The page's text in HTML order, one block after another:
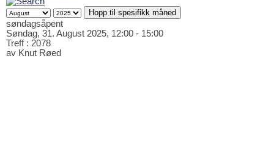
Hopp til spesifikk måned
søndagsåpent
Søndag, 31. August 2025, 12:00 - 15:00
Treff: 2078
av Knut Røed